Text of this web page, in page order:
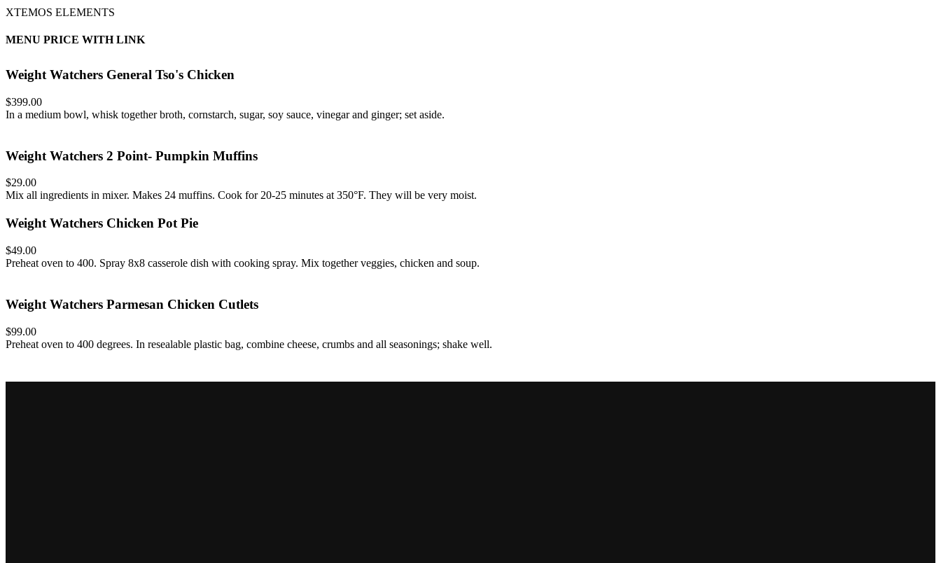
XTEMOS ELEMENTS
MENU PRICE WITH LINK
Weight Watchers General Tso's Chicken
$399.00
In a medium bowl, whisk together broth, cornstarch, sugar, soy sauce, vinegar and ginger; set aside.
Weight Watchers 2 Point- Pumpkin Muffins
$29.00
Mix all ingredients in mixer. Makes 24 muffins. Cook for 20-25 minutes at 350°F. They will be very moist.
Weight Watchers Chicken Pot Pie
$49.00
Preheat oven to 400. Spray 8x8 casserole dish with cooking spray. Mix together veggies, chicken and soup.
Weight Watchers Parmesan Chicken Cutlets
$99.00
Preheat oven to 400 degrees. In resealable plastic bag, combine cheese, crumbs and all seasonings; shake well.